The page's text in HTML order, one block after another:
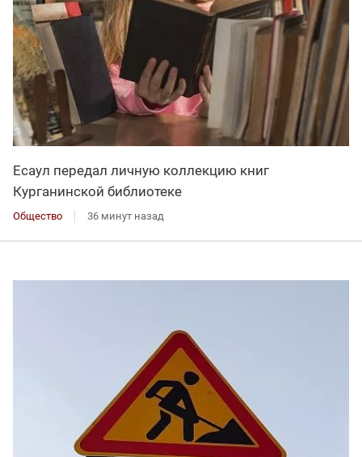
Есаул передал личную коллекцию книг
Курганинской библиотеке
Общество 36 минут назад